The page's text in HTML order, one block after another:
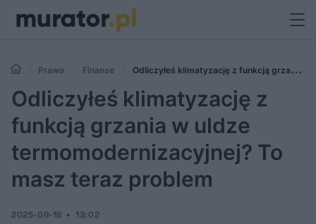
Prawo Finanse
Odliczyłeś klimatyzację z funkcją grzania w
uldze termomodernizacyjnej? To masz teraz problem
Odliczyłeś klimatyzację z
funkcją grzania w uldze
termomodernizacyjnej? To
masz teraz problem
2025-09-18 13:02